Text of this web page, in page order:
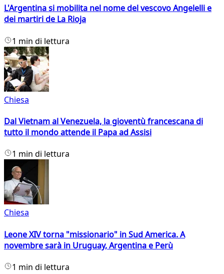
L'Argentina si mobilita nel nome del vescovo Angelelli e
dei martiri de La Rioja
1 min di lettura
Chiesa
Dal Vietnam al Venezuela, la gioventù francescana di
tutto il mondo attende il Papa ad Assisi
1 min di lettura
Chiesa
Leone XIV torna "missionario" in Sud America. A
novembre sarà in Uruguay, Argentina e Perù
1 min di lettura